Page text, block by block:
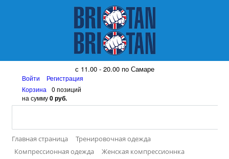
8 (917) 161 08 99
с 11.00 - 20.00 по Самаре
Войти
Регистрация
Корзина
0 позиций
на сумму0 руб.
Главная страница
Тренировочная одежда
Компрессионная одежда
Женская компрессионнка